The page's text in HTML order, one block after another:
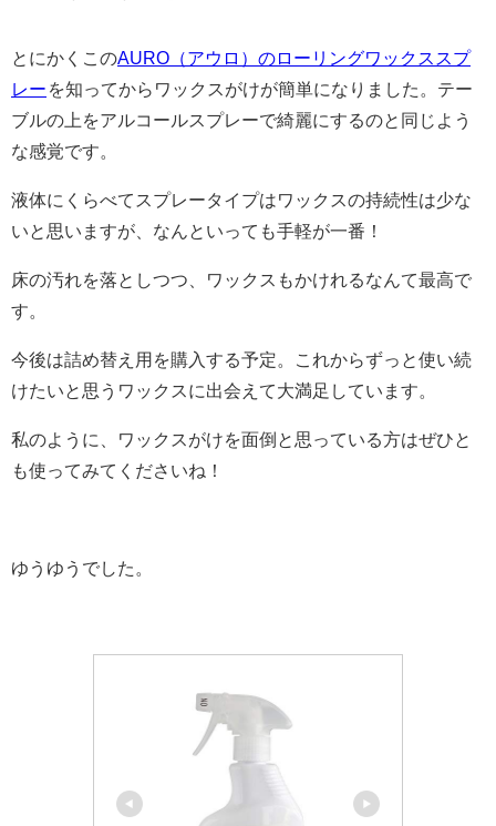
とにかくこのAURO（アウロ）のローリングワックススプ
レー を知ってからワックスがけが簡単になりました。テー
ブルの上をアルコールスプレーで綺麗にするのと同じよう
な感覚です。
液体にくらべてスプレータイプはワックスの持続性は少な
いと思いますが、なんといっても手軽が一番！
床の汚れを落としつつ、ワックスもかけれるなんて最高で
す。
今後は詰め替え用を購入する予定。これからずっと使い続
けたいと思うワックスに出会えて大満足しています。
私のように、ワックスがけを面倒と思っている方はぜひと
も使ってみてくださいね！
ゆうゆうでした。